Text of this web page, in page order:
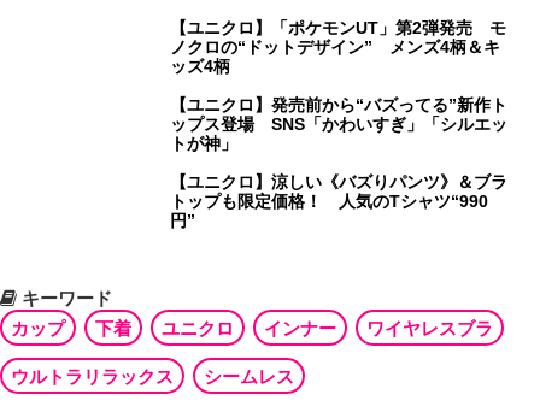
【ユニクロ】「ポケモンUT」第2弾発売 モ
ノクロの“ドットデザイン” メンズ4柄＆キ
ッズ4柄
【ユニクロ】発売前から“バズってる”新作ト
ップス登場 SNS「かわいすぎ」「シルエッ
トが神」
【ユニクロ】涼しい《バズりパンツ》＆ブラ
トップも限定価格！ 人気のTシャツ“990
円”
キーワード
カップ
下着 ユニクロ インナー ワイヤレスブラ
ウルトラリラックス シームレス